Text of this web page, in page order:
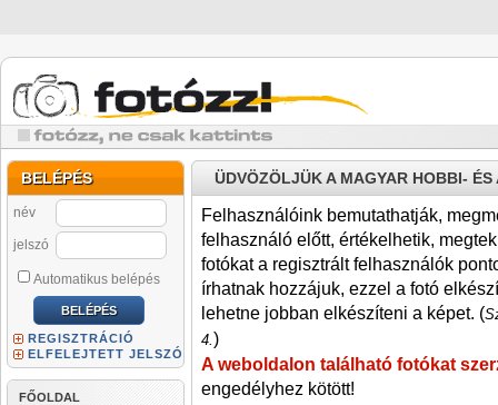
BELÉPÉS
név
jelszó
Automatikus belépés
REGISZTRÁCIÓ
ELFELEJTETT JELSZÓ
FŐOLDAL
ÜDVÖZÖLJÜK A MAGYAR HOBBI-
Felhasználóink bemutathatják,
felhasználó előtt, értékelhetik,
fotókat a regisztrált felhasználók
írhatnak hozzájuk, ezzel a fotó
lehetne jobban elkészíteni a képet. (
4.)
A weboldalon található fotókat
engedélyhez kötött!